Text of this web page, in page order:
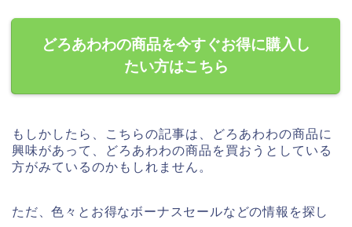
どろあわわの商品を今すぐお得に購入し
たい方はこちら
もしかしたら、こちらの記事は、どろあわわの商品に
興味があって、どろあわわの商品を買おうとしている
方がみているのかもしれません。
ただ、色々とお得なボーナスセールなどの情報を探し